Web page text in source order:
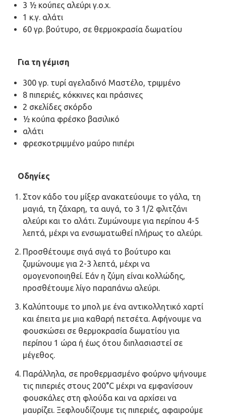
3 ½ κούπες αλεύρι γ.ο.χ.
1 κ.γ. αλάτι
60 γρ. βούτυρο, σε θερμοκρασία δωματίου
Για τη γέμιση
300 γρ. τυρί αγελαδινό Μαστέλο, τριμμένο
8 πιπεριές, κόκκινες και πράσινες
2 σκελίδες σκόρδο
½ κούπα φρέσκο βασιλικό
αλάτι
φρεσκοτριμμένο μαύρο πιπέρι
Οδηγίες
Στον κάδο του μίξερ ανακατεύουμε το γάλα, τη
μαγιά, τη ζάχαρη, τα αυγά, το 3 1/2 φλιτζάνι
αλεύρι και το αλάτι. Ζυμώνουμε για περίπου 4-5
λεπτά, μέχρι να ενσωματωθεί πλήρως το αλεύρι.
Προσθέτουμε σιγά σιγά το βούτυρο και
ζυμώνουμε για 2-3 λεπτά, μέχρι να
ομογενοποιηθεί. Εάν η ζύμη είναι κολλώδης,
προσθέτουμε λίγο παραπάνω αλεύρι.
Καλύπτουμε το μπολ με ένα αντικολλητικό χαρτί
και έπειτα με μια καθαρή πετσέτα. Αφήνουμε να
φουσκώσει σε θερμοκρασία δωματίου για
περίπου 1 ώρα ή έως ότου διπλασιαστεί σε
μέγεθος.
Παράλληλα, σε προθερμασμένο φούρνο ψήνουμε
τις πιπεριές στους 200°C μέχρι να εμφανίσουν
φουσκάλες στη φλούδα και να αρχίσει να
μαυρίζει. Ξεφλουδίζουμε τις πιπεριές, αφαιρούμε